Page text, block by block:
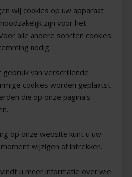
wij cookies op uw apparaat
zijn voor het
alle andere soorten cookies
nodig.
van verschillende
cookies worden geplaatst
die op onze pagina's
op onze website kunt u uw
wijzigen of intrekken.
u meer informatie over wie